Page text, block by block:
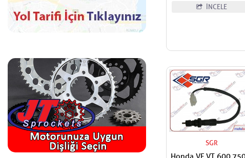
İNCELE
SGR